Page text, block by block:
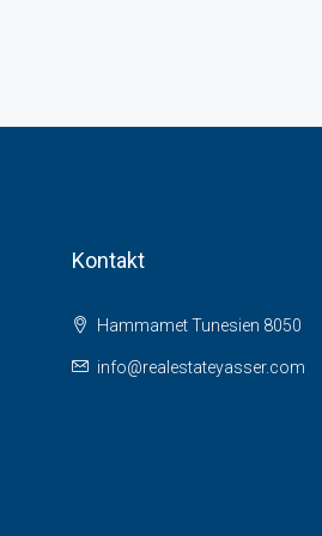
Kontakt
Hammamet Tunesien 8050
info@realestateyasser.com